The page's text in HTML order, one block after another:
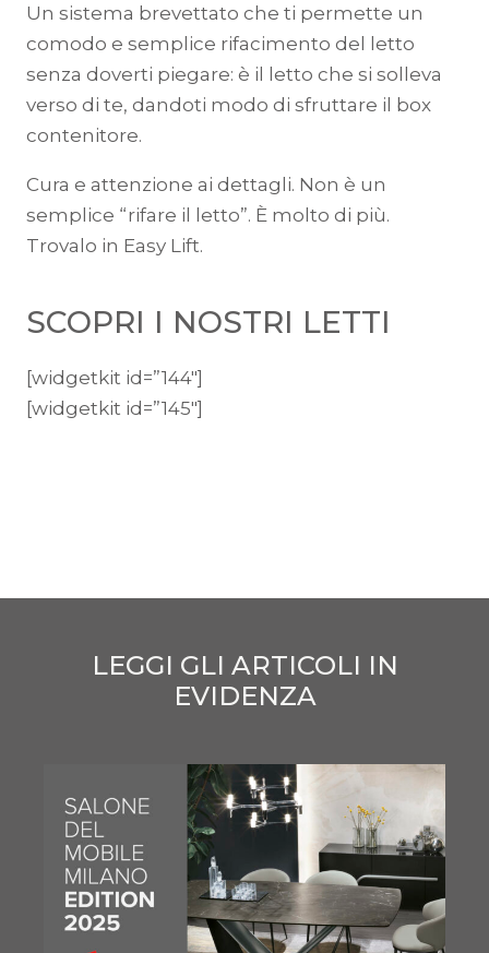
Un sistema brevettato che ti permette un
comodo e semplice rifacimento del letto
senza doverti piegare: è il letto che si solleva
verso di te, dandoti modo di sfruttare il box
contenitore.
Cura e attenzione ai dettagli. Non è un
semplice “rifare il letto”. È molto di più.
Trovalo in Easy Lift.
SCOPRI I NOSTRI LETTI
[widgetkit id=”144″]
[widgetkit id=”145″]
LEGGI GLI ARTICOLI IN
EVIDENZA